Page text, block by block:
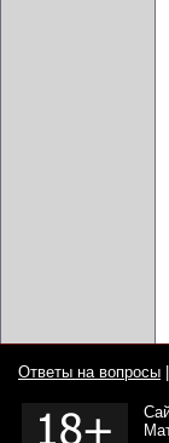
Ответы на вопросы